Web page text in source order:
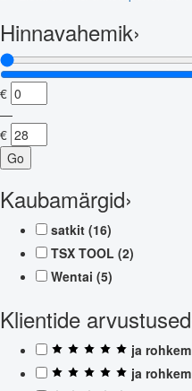
Hinnavahemik›
€
—
€
Go
Kaubamärgid›
satkit (16)
TSX TOOL (2)
Wentai (5)
Klientide arvustused
ja rohkem
ja rohkem